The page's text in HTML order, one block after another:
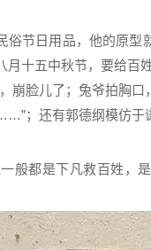
节日用品，他的原型
十五中秋节，要给百
崩脸儿了；兔爷拍胸口
；还有郭德纲模仿于
般都是下凡救百姓，